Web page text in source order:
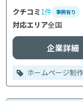
クチコミ1件 事例有り
対応エリア全国
企業詳細
ホームページ制作